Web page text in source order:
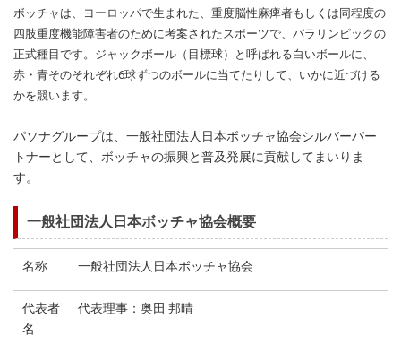
ボッチャは、ヨーロッパで生まれた、重度脳性麻痺者もしくは同程度の
四肢重度機能障害者のために考案されたスポーツで、パラリンピックの
正式種目です。ジャックボール（目標球）と呼ばれる白いボールに、
赤・青そのそれぞれ6球ずつのボールに当てたりして、いかに近づける
かを競います。
パソナグループは、一般社団法人日本ボッチャ協会シルバーパー
トナーとして、ボッチャの振興と普及発展に貢献してまいりま
す。
一般社団法人日本ボッチャ協会概要
名称 一般社団法人日本ボッチャ協会
代表者
名
代表理事：奥田 邦晴